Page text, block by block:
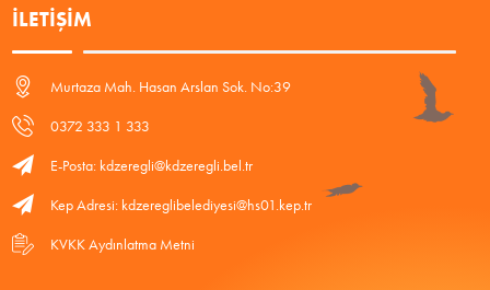
İLETIŞIM
Murtaza Mah. Hasan Arslan Sok. No:39
0372 333 1 333
E-Posta: kdzeregli@kdzeregli.bel.tr
Kep Adresi: kdzereglibelediyesi@hs01.kep.tr
KVKK Aydınlatma Metni